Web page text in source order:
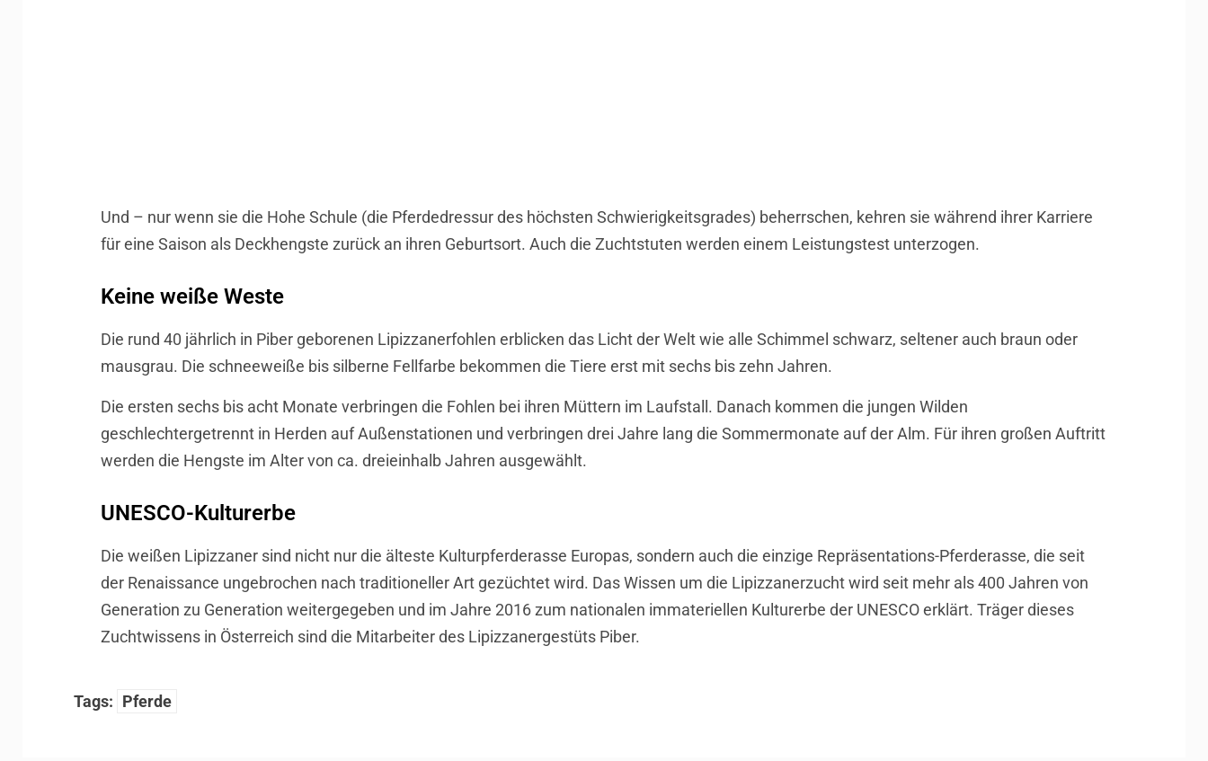
Und – nur wenn sie die Hohe Schule (die Pferdedressur des höchsten Schwierigkeitsgrades) beherrschen, kehren sie während ihrer Karriere
für eine Saison als Deckhengste zurück an ihren Geburtsort. Auch die Zuchtstuten werden einem Leistungstest unterzogen.
Keine weiße Weste
Die rund 40 jährlich in Piber geborenen Lipizzanerfohlen erblicken das Licht der Welt wie alle Schimmel schwarz, seltener auch braun oder
mausgrau. Die schneeweiße bis silberne Fellfarbe bekommen die Tiere erst mit sechs bis zehn Jahren.
Die ersten sechs bis acht Monate verbringen die Fohlen bei ihren Müttern im Laufstall. Danach kommen die jungen Wilden
geschlechtergetrennt in Herden auf Außenstationen und verbringen drei Jahre lang die Sommermonate auf der Alm. Für ihren großen Auftritt
werden die Hengste im Alter von ca. dreieinhalb Jahren ausgewählt.
UNESCO-Kulturerbe
Die weißen Lipizzaner sind nicht nur die älteste Kulturpferderasse Europas, sondern auch die einzige Repräsentations-Pferderasse, die seit
der Renaissance ungebrochen nach traditioneller Art gezüchtet wird. Das Wissen um die Lipizzanerzucht wird seit mehr als 400 Jahren von
Generation zu Generation weitergegeben und im Jahre 2016 zum nationalen immateriellen Kulturerbe der UNESCO erklärt. Träger dieses
Zuchtwissens in Österreich sind die Mitarbeiter des Lipizzanergestüts Piber.
Tags: Pferde